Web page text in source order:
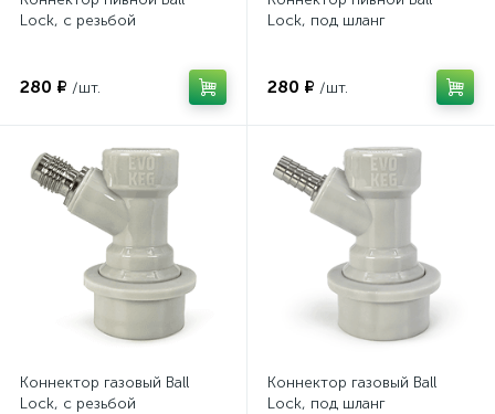
Lock, с резьбой
280 ₽ /шт.
Lock, под шланг
280 ₽ /шт.
Коннектор газовый Ball
Lock, с резьбой
Коннектор газовый Ball
Lock, под шланг